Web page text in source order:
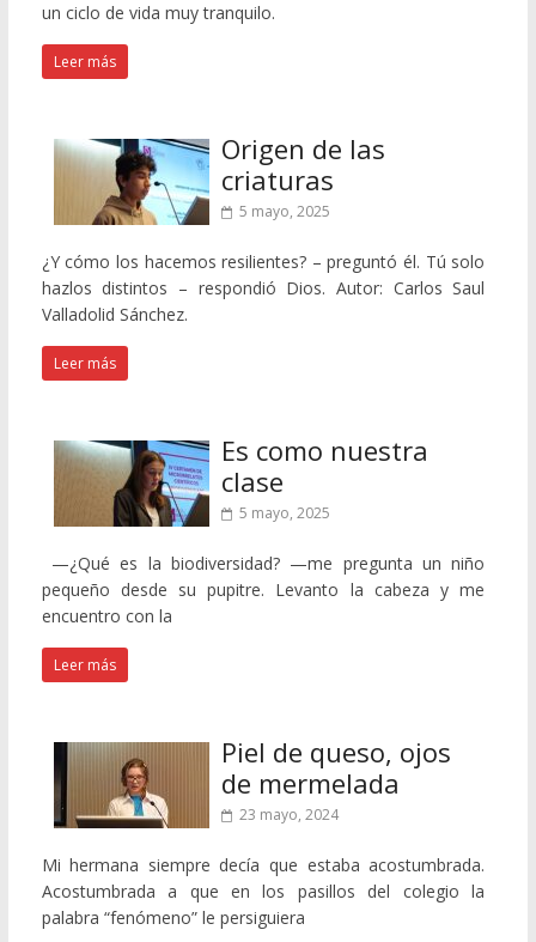
un ciclo de vida muy tranquilo.
Leer más
Origen de las
criaturas
5 mayo, 2025
¿Y cómo los hacemos resilientes? – preguntó él. Tú solo
hazlos distintos – respondió Dios. Autor: Carlos Saul
Valladolid Sánchez.
Leer más
Es como nuestra
clase
5 mayo, 2025
—¿Qué es la biodiversidad? —me pregunta un niño
pequeño desde su pupitre. Levanto la cabeza y me
encuentro con la
Leer más
Piel de queso, ojos
de mermelada
23 mayo, 2024
Mi hermana siempre decía que estaba acostumbrada.
Acostumbrada a que en los pasillos del colegio la
palabra “fenómeno” le persiguiera